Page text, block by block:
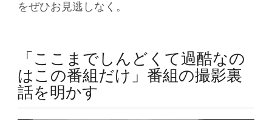
をぜひお見逃しなく。
「ここまでしんどくて過酷なの
はこの番組だけ」番組の撮影裏
話を明かす